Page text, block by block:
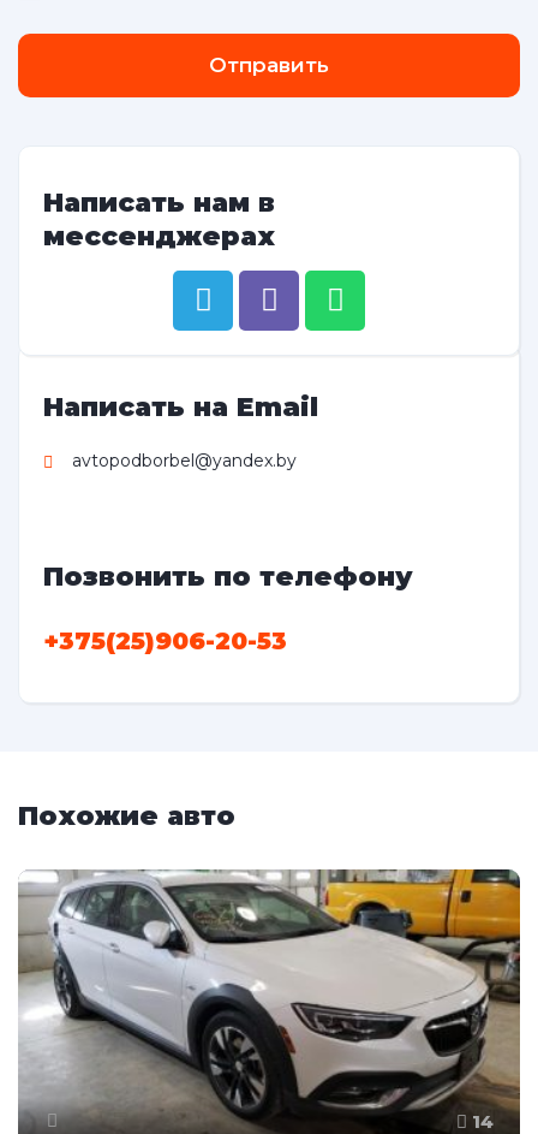
Отправить
Написать нам в
мессенджерах
Написать на Email
avtopodborbel@yandex.by
Позвонить по телефону
+375(25)906-20-53
Похожие авто
14